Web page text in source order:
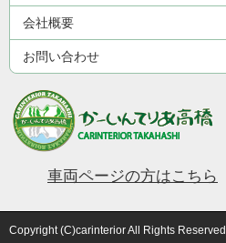
会社概要
お問い合わせ
車両ページの方はこちら
Copyright (C)carinterior All Rights Reserved.